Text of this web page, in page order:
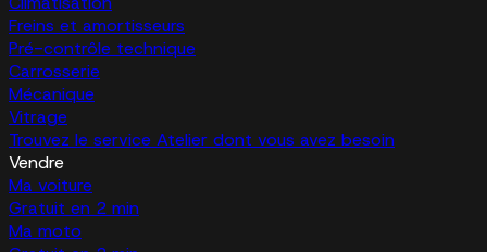
Freins et amortisseurs
Pré-contrôle technique
Carrosserie
Mécanique
Vitrage
Trouvez le service Atelier dont vous avez besoin
Vendre
Ma voiture
Gratuit en 2 min
Ma moto